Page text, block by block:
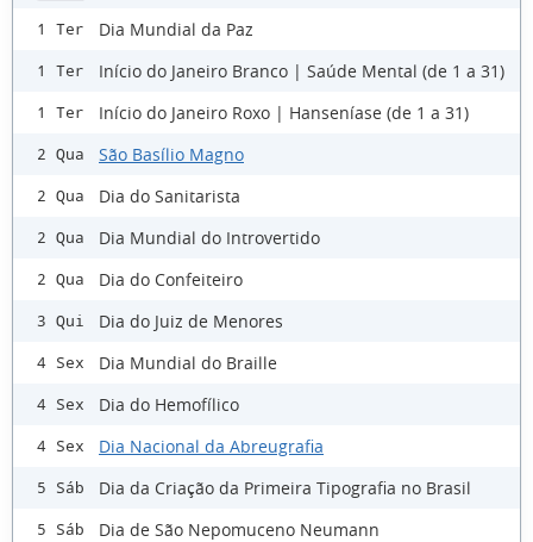
1 Ter Dia Mundial da Paz
1 Ter Início do Janeiro Branco | Saúde Mental (de 1 a 31)
1 Ter Início do Janeiro Roxo | Hanseníase (de 1 a 31)
2 Qua São Basílio Magno
2 Qua Dia do Sanitarista
2 Qua Dia Mundial do Introvertido
2 Qua Dia do Confeiteiro
3 Qui Dia do Juiz de Menores
4 Sex Dia Mundial do Braille
4 Sex Dia do Hemofílico
4 Sex Dia Nacional da Abreugrafia
5 Sáb Dia da Criação da Primeira Tipografia no Brasil
5 Sáb Dia de São Nepomuceno Neumann